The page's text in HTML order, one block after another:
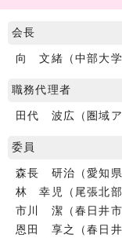
会長
向 文緒（中部大学
職務代理者
田代 波広（圏域ア
委員
森長 研治（愛知県
林 幸児（尾張北部
市川 潔（春日井市
恩田 享之（春日井